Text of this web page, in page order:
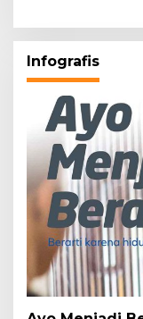
Infografis